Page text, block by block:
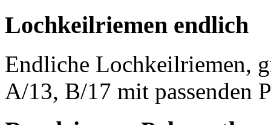
Lochkeilriemen endlich
Endliche Lochkeilriemen,
A/13, B/17 mit passenden